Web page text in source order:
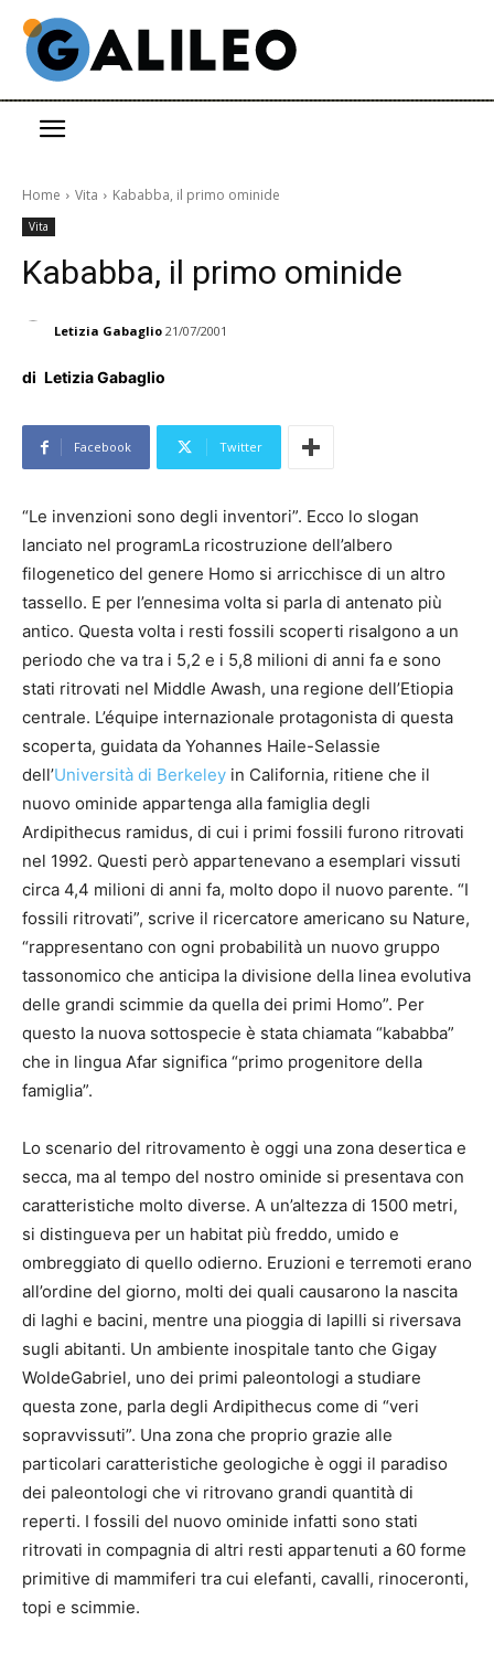
Home Vita Kababba, il primo ominide
Vita
Kababba, il primo ominide
Letizia Gabaglio 21/07/2001
di Letizia Gabaglio
Facebook Twitter
“Le invenzioni sono degli inventori”. Ecco lo slogan
lanciato nel programLa ricostruzione dell’albero
filogenetico del genere Homo si arricchisce di un altro
tassello. E per l’ennesima volta si parla di antenato più
antico. Questa volta i resti fossili scoperti risalgono a un
periodo che va tra i 5,2 e i 5,8 milioni di anni fa e sono
stati ritrovati nel Middle Awash, una regione dell’Etiopia
centrale. L’équipe internazionale protagonista di questa
scoperta, guidata da Yohannes Haile-Selassie
dell’Università di Berkeley in California, ritiene che il
nuovo ominide appartenga alla famiglia degli
Ardipithecus ramidus, di cui i primi fossili furono ritrovati
nel 1992. Questi però appartenevano a esemplari vissuti
circa 4,4 milioni di anni fa, molto dopo il nuovo parente. “I
fossili ritrovati”, scrive il ricercatore americano su Nature,
“rappresentano con ogni probabilità un nuovo gruppo
tassonomico che anticipa la divisione della linea evolutiva
delle grandi scimmie da quella dei primi Homo”. Per
questo la nuova sottospecie è stata chiamata “kababba”
che in lingua Afar significa “primo progenitore della
famiglia”.
Lo scenario del ritrovamento è oggi una zona desertica e
secca, ma al tempo del nostro ominide si presentava con
caratteristiche molto diverse. A un’altezza di 1500 metri,
si distingueva per un habitat più freddo, umido e
ombreggiato di quello odierno. Eruzioni e terremoti erano
all’ordine del giorno, molti dei quali causarono la nascita
di laghi e bacini, mentre una pioggia di lapilli si riversava
sugli abitanti. Un ambiente inospitale tanto che Gigay
WoldeGabriel, uno dei primi paleontologi a studiare
questa zone, parla degli Ardipithecus come di “veri
sopravvissuti”. Una zona che proprio grazie alle
particolari caratteristiche geologiche è oggi il paradiso
dei paleontologi che vi ritrovano grandi quantità di
reperti. I fossili del nuovo ominide infatti sono stati
ritrovati in compagnia di altri resti appartenuti a 60 forme
primitive di mammiferi tra cui elefanti, cavalli, rinoceronti,
topi e scimmie.